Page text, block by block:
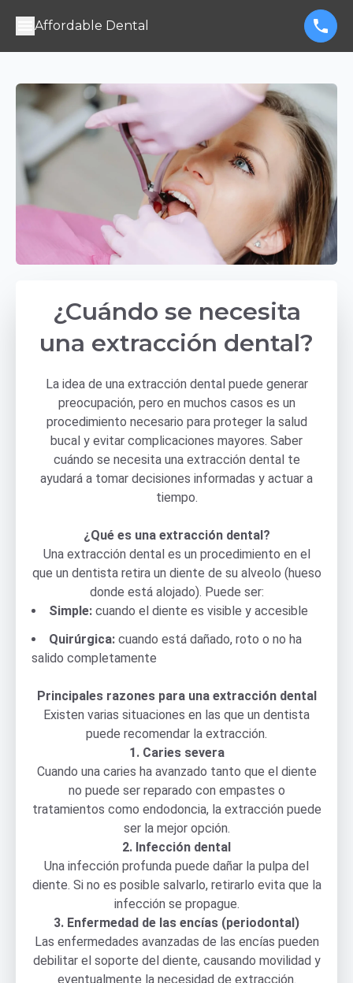
Affordable Dental
¿Cuándo se necesita
una extracción dental?
La idea de una extracción dental puede generar
preocupación, pero en muchos casos es un
procedimiento necesario para proteger la salud
bucal y evitar complicaciones mayores. Saber
cuándo se necesita una extracción dental te
ayudará a tomar decisiones informadas y actuar a
tiempo.
¿Qué es una extracción dental?
Una extracción dental es un procedimiento en el
que un dentista retira un diente de su alveolo (hueso
donde está alojado). Puede ser:
Simple: cuando el diente es visible y accesible
Quirúrgica: cuando está dañado, roto o no ha
salido completamente
Principales razones para una extracción dental
Existen varias situaciones en las que un dentista
puede recomendar la extracción.
1. Caries severa
Cuando una caries ha avanzado tanto que el diente
no puede ser reparado con empastes o
tratamientos como endodoncia, la extracción puede
ser la mejor opción.
2. Infección dental
Una infección profunda puede dañar la pulpa del
diente. Si no es posible salvarlo, retirarlo evita que la
infección se propague.
3. Enfermedad de las encías (periodontal)
Las enfermedades avanzadas de las encías pueden
debilitar el soporte del diente, causando movilidad y
eventualmente la necesidad de extracción.